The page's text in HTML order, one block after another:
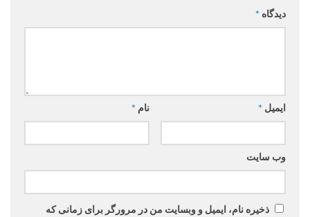
دیدگاه *
نام * ایمیل *
وب‌ سایت
ذخیره نام، ایمیل و وبسایت من در مرورگر برای زمانی که